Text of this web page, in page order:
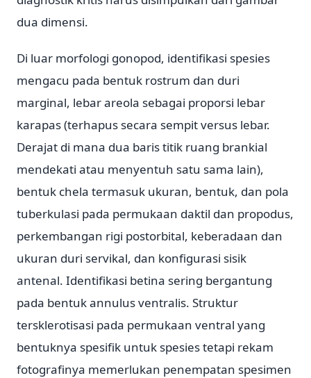
dua dimensi.
Di luar morfologi gonopod, identifikasi spesies
mengacu pada bentuk rostrum dan duri
marginal, lebar areola sebagai proporsi lebar
karapas (terhapus secara sempit versus lebar.
Derajat di mana dua baris titik ruang brankial
mendekati atau menyentuh satu sama lain),
bentuk chela termasuk ukuran, bentuk, dan pola
tuberkulasi pada permukaan daktil dan propodus,
perkembangan rigi postorbital, keberadaan dan
ukuran duri servikal, dan konfigurasi sisik
antenal. Identifikasi betina sering bergantung
pada bentuk annulus ventralis. Struktur
tersklerotisasi pada permukaan ventral yang
bentuknya spesifik untuk spesies tetapi rekam
fotografinya memerlukan penempatan spesimen